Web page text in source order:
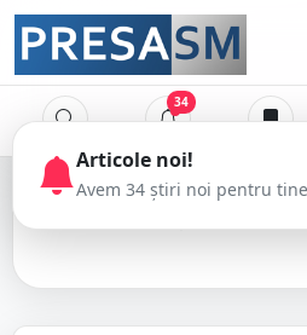
34
Articole noi!
Avem 34 știri noi pentru